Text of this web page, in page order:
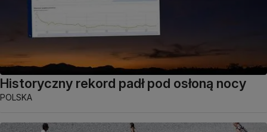
Historyczny rekord padł pod osłoną nocy
POLSKA